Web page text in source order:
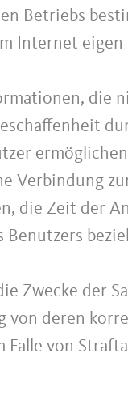
Betriebs
Internet eigen
die
Verbindung
die Zeit der
Benutzers
Zwecke der
von deren
Falle von